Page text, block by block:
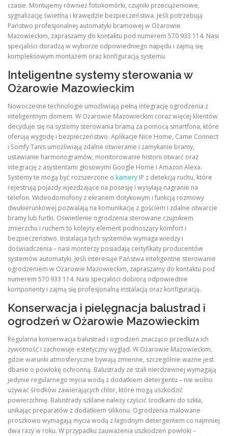
czasie. Montujemy również fotokomórki, czujniki przeciążeniowe,
sygnalizację świetlną i krawędzie bezpieczeństwa. Jeśli potrzebują
Państwo profesjonalnej automatyki bramowej w Ożarowie
Mazowieckim, zapraszamy do kontaktu pod numerem 570 933 114. Nasi
specjaliści doradzą w wyborze odpowiedniego napędu i zajmą się
kompleksowym montażem oraz konfiguracją systemu.
Inteligentne systemy sterowania w
Ożarowie Mazowieckim
Nowoczesne technologie umożliwiają pełną integrację ogrodzenia z
inteligentnym domem. W Ożarowie Mazowieckim coraz więcej klientów
decyduje się na systemy sterowania bramą za pomocą smartfona, które
oferują wygodę i bezpieczeństwo. Aplikacje Nice Home, Came Connect
i Somfy Tanis umożliwiają zdalne otwieranie i zamykanie bramy,
ustawianie harmonogramów, monitorowanie historii otwarć oraz
integrację z asystentami głosowymi Google Home i Amazon Alexa.
Systemy te mogą być rozszerzone o kamery IP z detekcją ruchu, które
rejestrują pojazdy wjeżdżające na posesję i wysyłają nagranie na
telefon. Wideodomofony z ekranem dotykowym i funkcją rozmowy
dwukierunkowej pozwalają na komunikację z gościem i zdalne otwarcie
bramy lub furtki. Oświetlenie ogrodzenia sterowane czujnikiem
zmierzchu i ruchem to kolejny element podnoszący komfort i
bezpieczeństwo. Instalacja tych systemów wymaga wiedzy i
doświadczenia – nasi monterzy posiadają certyfikaty producentów
systemów automatyki. Jeśli interesuje Państwa inteligentne sterowanie
ogrodzeniem w Ożarowie Mazowieckim, zapraszamy do kontaktu pod
numerem 570 933 114. Nasi specjaliści dobiorą odpowiednie
komponenty i zajmą się profesjonalną instalacją oraz konfiguracją.
Konserwacja i pielęgnacja balustrad i
ogrodzeń w Ożarowie Mazowieckim
Regularna konserwacja balustrad i ogrodzeń znacząco przedłuża ich
żywotność i zachowuje estetyczny wygląd. W Ożarowie Mazowieckim,
gdzie warunki atmosferyczne bywają zmienne, szczególnie ważne jest
dbanie o powłokę ochronną. Balustrady ze stali nierdzewnej wymagają
jedynie regularnego mycia wodą z dodatkiem detergentu – nie wolno
używać środków zawierających chlor, które mogą uszkodzić
powierzchnię. Balustrady szklane należy czyścić środkami do szkła,
unikając preparatów z dodatkiem silikonu. Ogrodzenia malowane
proszkowo wymagają mycia wodą z łagodnym detergentem co najmniej
dwa razy w roku. W przypadku zauważenia uszkodzeń powłoki –